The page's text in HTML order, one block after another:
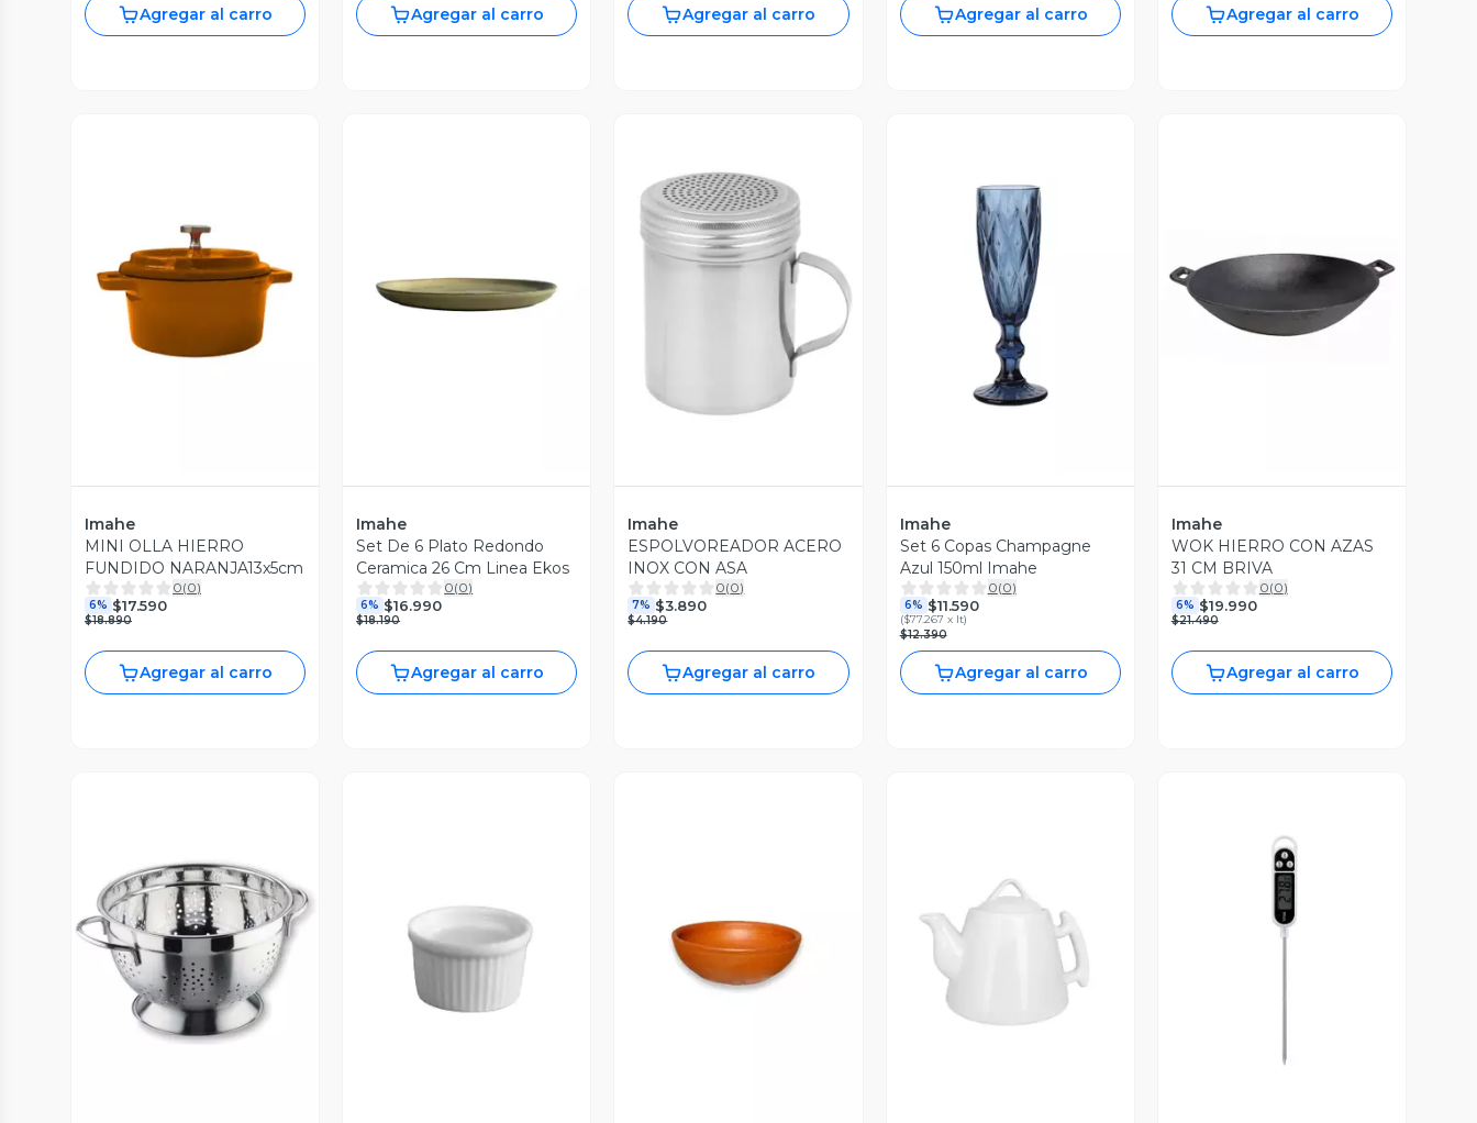
Agregar al carro Agregar al carro Agregar al carro Agregar al carro Agregar al carro
Imahe
MINI OLLA HIERRO
FUNDIDO NARANJA13x5cm
0(0)
6% $17.590
$18.890
Agregar al carro
Vista Previa
Imahe
Set De 6 Plato Redondo
Ceramica 26 Cm Linea Ekos
0(0)
6% $16.990
$18.190
Agregar al carro
Imahe
ESPOLVOREADOR ACERO
INOX CON ASA
0(0)
7% $3.890
$4.190
Agregar al carro
Vista Previa
Imahe
Set 6 Copas Champagne
Azul 150ml Imahe
0(0)
6% $11.590
($77.267 x lt)
$12.390
Agregar al carro
Vista Previa
Imahe
WOK HIERRO CON AZAS
31 CM BRIVA
0(0)
6% $19.990
$21.490
Agregar al carro
Vista Previa Vista Previa Vista Previa